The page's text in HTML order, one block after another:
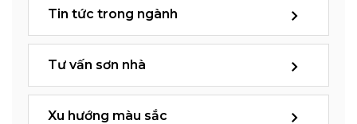
Tin tức trong ngành
Tư vấn sơn nhà
Xu hướng màu sắc